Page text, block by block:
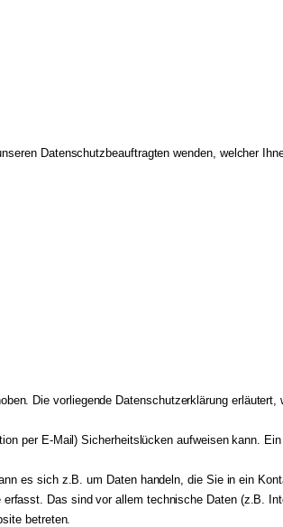
Datenschutzbeauftragten wenden, welcher
Die vorliegende Datenschutzerklärung
per E-Mail) Sicherheitslücken aufweisen kann.
es sich z.B. um Daten handeln, die Sie in ein
Das sind vor allem technische Daten (z.B.
betreten.